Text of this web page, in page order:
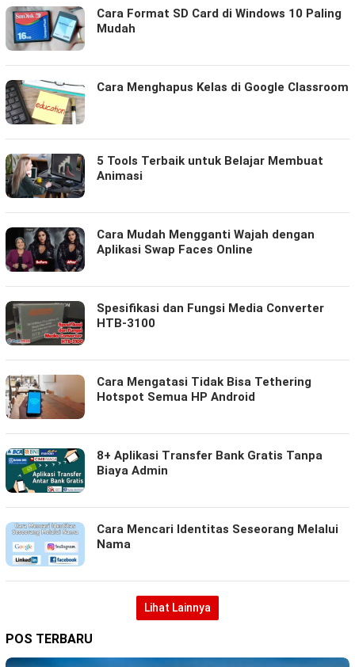
Cara Format SD Card di Windows 10 Paling
Mudah
Cara Menghapus Kelas di Google Classroom
5 Tools Terbaik untuk Belajar Membuat
Animasi
Cara Mudah Mengganti Wajah dengan
Aplikasi Swap Faces Online
Spesifikasi dan Fungsi Media Converter
HTB-3100
Cara Mengatasi Tidak Bisa Tethering
Hotspot Semua HP Android
8+ Aplikasi Transfer Bank Gratis Tanpa
Biaya Admin
Cara Mencari Identitas Seseorang Melalui
Nama
Lihat Lainnya
POS TERBARU